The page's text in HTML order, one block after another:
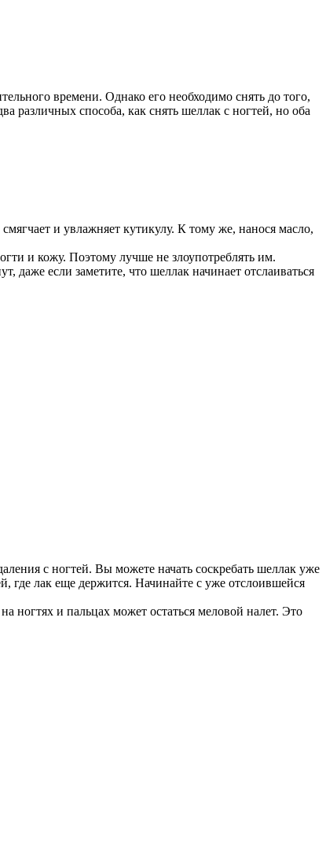
времени. Однако его необходимо снять до того,
различных способа, как снять шеллак с ногтей, но оба
и увлажняет кутикулу. К тому же, нанося масло,
и кожу. Поэтому лучше не злоупотреблять им.
даже если заметите, что шеллак начинает отслаиваться
с ногтей. Вы можете начать соскребать шеллак уже
где лак еще держится. Начинайте с уже отслоившейся
ногтях и пальцах может остаться меловой налет. Это